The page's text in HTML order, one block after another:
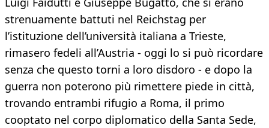
strenuamente battuti nel Reichstag per
l’istituzione dell’università italiana a Trieste,
rimasero fedeli all’Austria - oggi lo si può ricordare
senza che questo torni a loro disdoro - e dopo la
guerra non poterono più rimettere piede in città,
trovando entrambi rifugio a Roma, il primo
cooptato nel corpo diplomatico della Santa Sede,